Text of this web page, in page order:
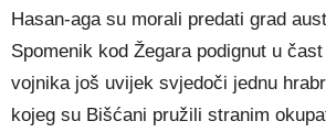
Hasan-aga su morali predati grad
Spomenik kod Žegara podignut u
vojnika još uvijek svjedoči jednu
kojeg su Bišćani pružili stranim